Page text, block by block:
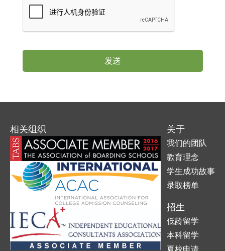
相关组织 关于
我们的团队
教育理念
学生成功故事
录取榜单
招生
低龄留学
本科留学